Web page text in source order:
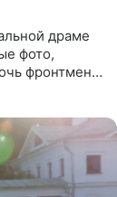
драме
фото,
фронтмена